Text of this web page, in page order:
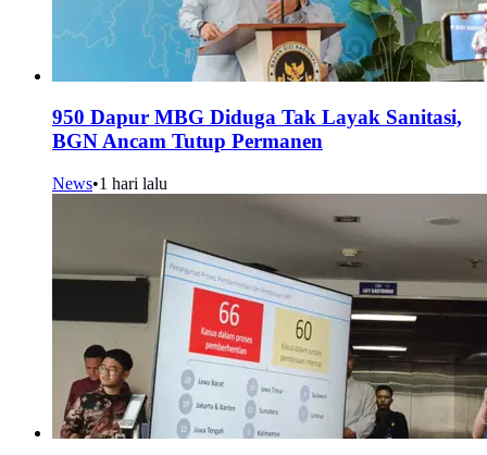
950 Dapur MBG Diduga Tak Layak Sanitasi,
BGN Ancam Tutup Permanen
News•1 hari lalu